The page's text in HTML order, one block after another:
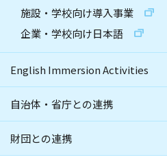
施設・学校向け導入事業
企業・学校向け日本語
English Immersion Activities
自治体・省庁との連携
財団との連携